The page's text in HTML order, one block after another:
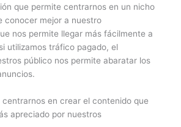
que permite centrarnos en un nicho
conocer mejor a nuestro
nos permite llegar más fácilmente a
utilizamos tráfico pagado, el
público nos permite abaratar los
en crear el contenido que
apreciado por nuestros